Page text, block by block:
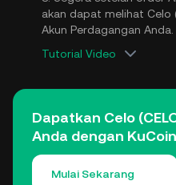
akan dapat melihat Celo
Akun Perdagangan Anda.
Tutorial Video
Dapatkan Celo
Anda dengan KuCoin
Mulai Sekarang